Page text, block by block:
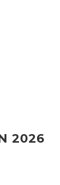
2026